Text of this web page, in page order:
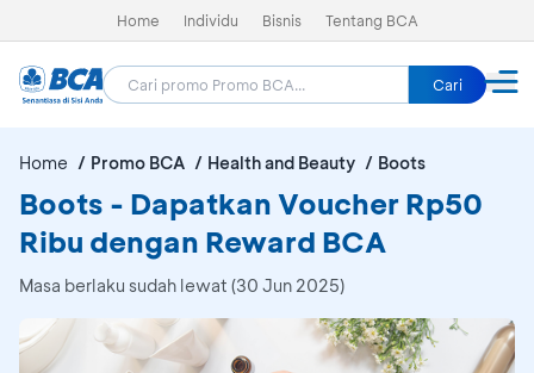
Home Individu Bisnis Tentang BCA
Cari
Home Promo BCA Health and Beauty Boots
Boots - Dapatkan Voucher Rp50
Ribu dengan Reward BCA
Masa berlaku sudah lewat (30 Jun 2025)